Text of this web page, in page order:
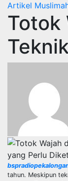
Artikel
Totok
yang Perlu
tahun. Meskipun